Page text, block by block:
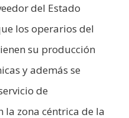
del Estado
los operarios del
su producción
y además se
de
zona céntrica de la